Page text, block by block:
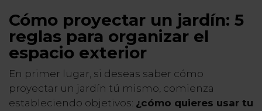
Cómo proyectar un jardín: 5
reglas para organizar el
espacio exterior
En primer lugar, si deseas saber cómo
proyectar un jardín tú mismo, comienza
estableciendo objetivos: ¿cómo quieres usar tu